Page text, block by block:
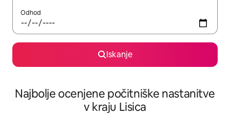
Odhod
Iskanje
Najbolje ocenjene počitniške nastanitve
v kraju Lisica